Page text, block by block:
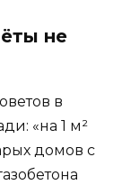
не
в
«на 1 м²
домов с